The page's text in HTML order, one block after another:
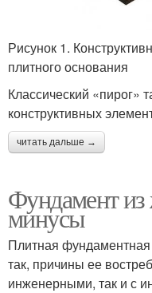
Рисунок 1.
плитного основания
Классический «пирог»
конструктивных
читать дальше →
Фундамент
минусы
Плитная фундаментная
так, причины ее
инженерными, так и с